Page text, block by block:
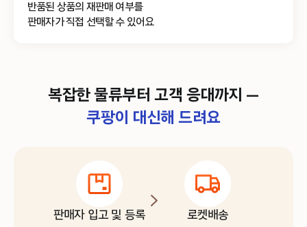
반품된 상품의 재판매 여부를
판매자가 직접 선택할 수 있어요
복잡한 물류부터 고객 응대까지 —
쿠팡이 대신해 드려요
판매자 입고 및 등록 로켓배송